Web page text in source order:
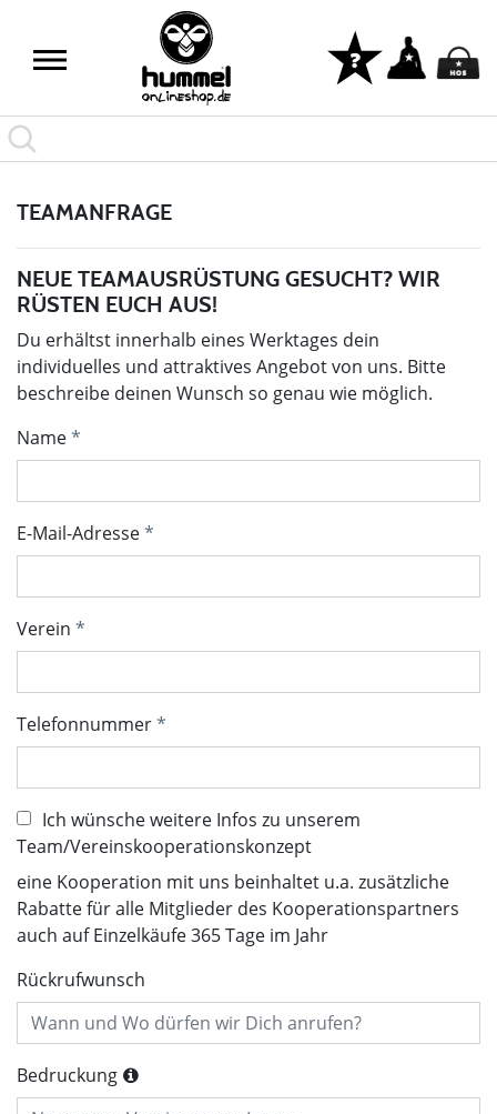
TEAMANFRAGE
NEUE TEAMAUSRÜSTUNG GESUCHT? WIR
RÜSTEN EUCH AUS!
Du erhältst innerhalb eines Werktages dein
individuelles und attraktives Angebot von uns. Bitte
beschreibe deinen Wunsch so genau wie möglich.
Name
E-Mail-Adresse
Verein
Telefonnummer
Ich wünsche weitere Infos zu unserem
Team/Vereinskooperationskonzept
eine Kooperation mit uns beinhaltet u.a. zusätzliche
Rabatte für alle Mitglieder des Kooperationspartners
auch auf Einzelkäufe 365 Tage im Jahr
Rückrufwunsch
Bedruckung